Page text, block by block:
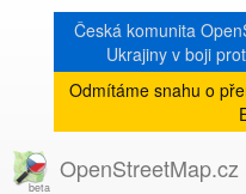
Česká komunita
Ukrajiny v boji
Odmítáme snahu o
OpenStreetMap.cz
8
«
[Talk-cz]
Profil autora